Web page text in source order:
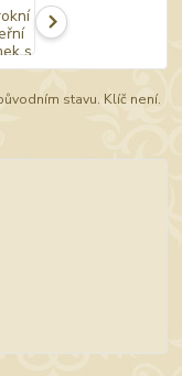
stavu. Klíč není.